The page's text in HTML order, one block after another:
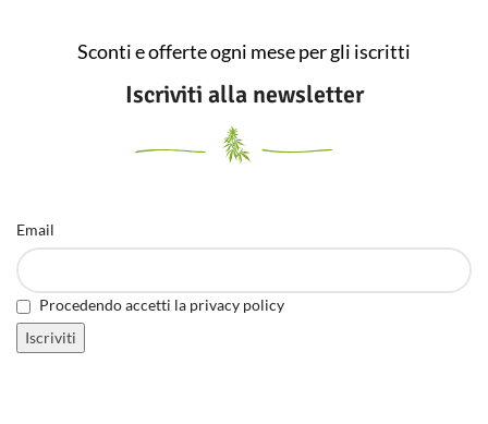
Sconti e offerte ogni mese per gli iscritti
Iscriviti alla newsletter
Email
Procedendo accetti la privacy policy